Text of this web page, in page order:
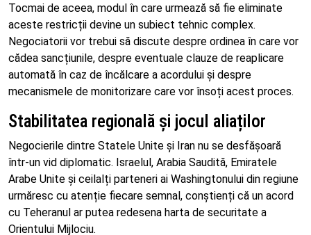
Tocmai de aceea, modul în care urmează să fie eliminate
aceste restricții devine un subiect tehnic complex.
Negociatorii vor trebui să discute despre ordinea în care vor
cădea sancțiunile, despre eventuale clauze de reaplicare
automată în caz de încălcare a acordului și despre
mecanismele de monitorizare care vor însoți acest proces.
Stabilitatea regională și jocul aliaților
Negocierile dintre Statele Unite și Iran nu se desfășoară
într-un vid diplomatic. Israelul, Arabia Saudită, Emiratele
Arabe Unite și ceilalți parteneri ai Washingtonului din regiune
urmăresc cu atenție fiecare semnal, conștienți că un acord
cu Teheranul ar putea redesena harta de securitate a
Orientului Mijlociu.